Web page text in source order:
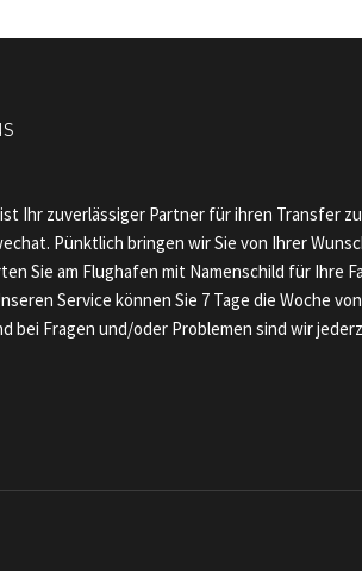
ist Ihr zuverlässiger Partner für ihren Transfer
Pünktlich bringen wir Sie von Ihrer
Sie am Flughafen mit Namenschild für Ihre
Service können Sie 7 Tage die Woche
bei Fragen und/oder Problemen sind wir